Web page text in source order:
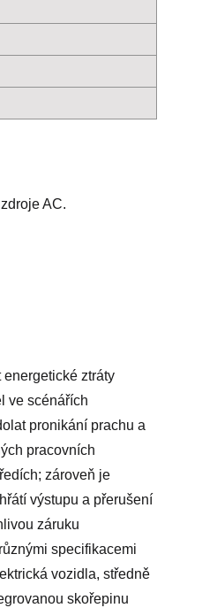
AC.
ztráty
ve scénářích
pronikání prachu a
pracovních
zároveň je
výstupu a přerušení
záruku
specifikacemi
vozidla, středně
skořepinu